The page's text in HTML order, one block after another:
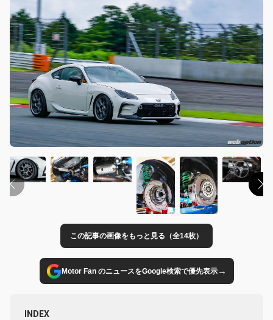
この記事の画像をもっと見る（全14枚）
Motor Fan のニュースをGoogle検索で優先表示→
INDEX